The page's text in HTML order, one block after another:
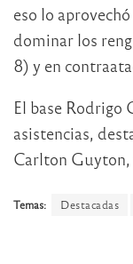
eso lo
dominar los
8) y en
El base Rodrigo
asistencias,
Carlton Guyton,
Temas: Destacadas